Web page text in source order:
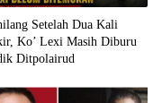
Setelah Dua Kali
Ko’ Lexi Masih Diburu
Ditpolairud